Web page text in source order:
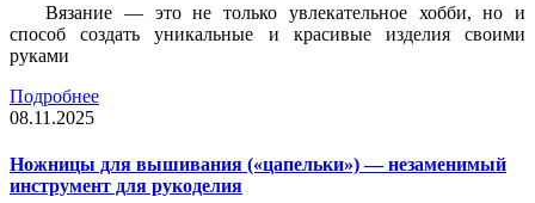
Вязание — это не только увлекательное хобби, но и
способ создать уникальные и красивые изделия своими
руками
Подробнее
08.11.2025
Ножницы для вышивания («цапельки») — незаменимый
инструмент для рукоделия